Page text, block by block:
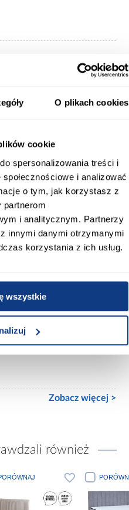
O plikach cookies
cookie
spersonalizowania treści i
i analizować
o tym, jak korzystasz z
partnerom
i analitycznym. Partnerzy
innymi danymi otrzymanymi
korzystania z ich usług.
wszystkie
Zobacz więcej >
również